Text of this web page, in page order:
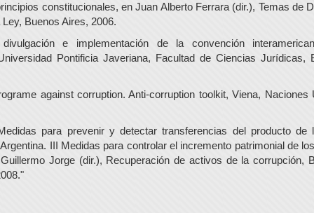
constitucionales, en Juan Alberto Ferrara (dir.), Temas de
Buenos Aires, 2006.
e implementación de la convención
Pontificia Javeriana, Facultad de Ciencias Jurídicas,
against corruption. Anti-corruption toolkit, Viena, Naciones
para prevenir y detectar transferencias del producto de
III Medidas para controlar el incremento patrimonial de
Jorge (dir.), Recuperación de activos de la corrupción,